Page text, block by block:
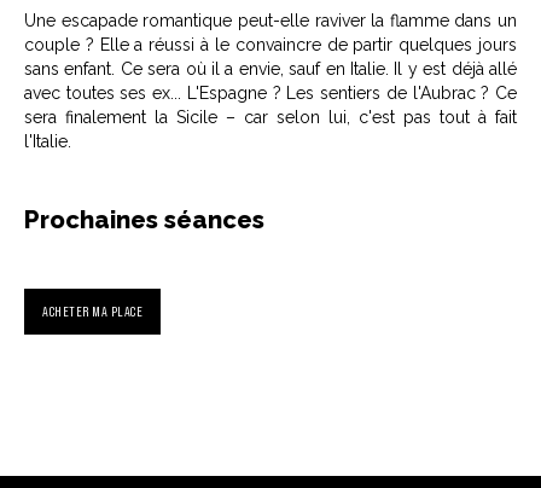
Une escapade romantique peut-elle raviver la flamme dans un
couple ? Elle a réussi à le convaincre de partir quelques jours
sans enfant. Ce sera où il a envie, sauf en Italie. Il y est déjà allé
avec toutes ses ex... L'Espagne ? Les sentiers de l'Aubrac ? Ce
sera finalement la Sicile – car selon lui, c'est pas tout à fait
l'Italie.
Prochaines séances
ACHETER MA PLACE